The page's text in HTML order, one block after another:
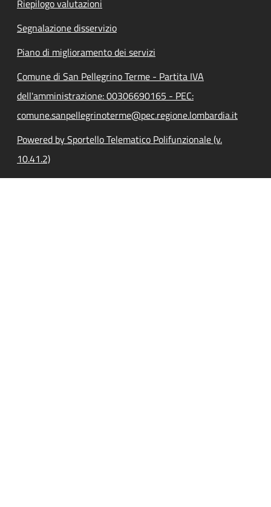
Riepilogo valutazioni
Segnalazione disservizio
Piano di miglioramento dei servizi
Comune di San Pellegrino Terme - Partita IVA
dell'amministrazione: 00306690165 - PEC:
comune.sanpellegrinoterme@pec.regione.lombardia.it
Powered by Sportello Telematico Polifunzionale (v.
10.41.2)